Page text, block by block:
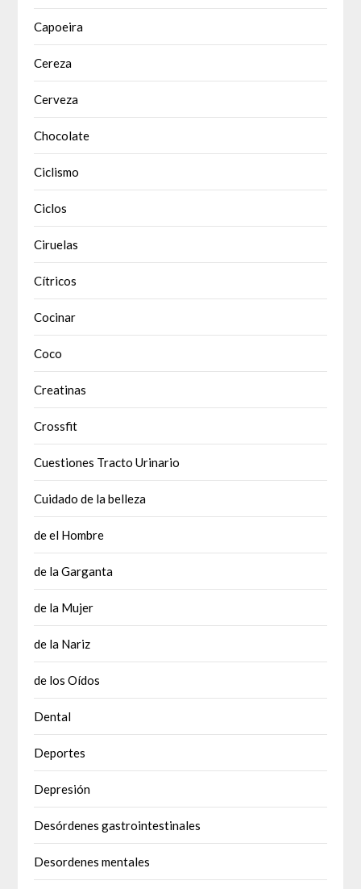
Capoeira
Cereza
Cerveza
Chocolate
Ciclismo
Ciclos
Ciruelas
Cítricos
Cocinar
Coco
Creatinas
Crossfit
Cuestiones Tracto Urinario
Cuidado de la belleza
de el Hombre
de la Garganta
de la Mujer
de la Nariz
de los Oídos
Dental
Deportes
Depresión
Desórdenes gastrointestinales
Desordenes mentales